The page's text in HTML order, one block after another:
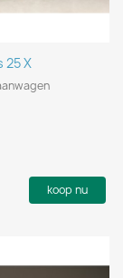
25 X
koop nu